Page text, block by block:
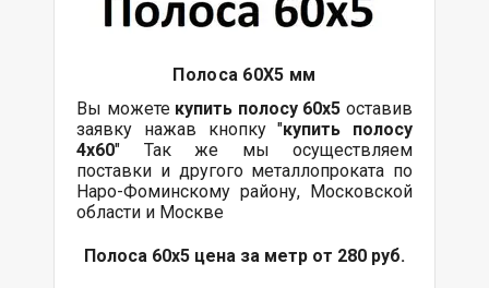
Полоса 60Х5 мм
Вы можете купить полосу 60х5 оставив
заявку нажав кнопку "купить полосу
4х60" Так же мы осуществляем
поставки и другого металлопроката по
Наро-Фоминскому району, Московской
области и Москве
Полоса 60х5 цена за метр от 280 руб.